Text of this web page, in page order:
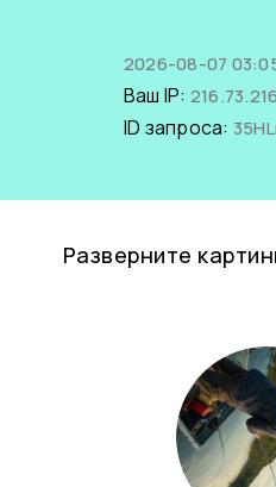
2026-08-07
Ваш IP:
ID запроса:
Разверните